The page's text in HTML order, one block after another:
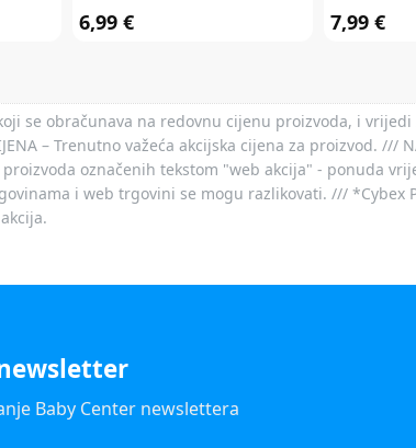
6,99 € 7,99 €
koji se obračunava na redovnu cijenu proizvoda, i
– Trenutno važeća akcijska cijena za proizvod.
proizvoda označenih tekstom "web akcija" - ponuda
i web trgovini se mogu razlikovati. /// *Cybex
Baby Center newslettera